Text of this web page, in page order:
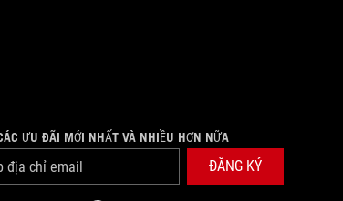
ƯU ĐÃI MỚI NHẤT VÀ NHIỀU HƠN NỮA
ĐĂNG KÝ